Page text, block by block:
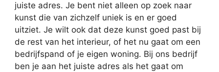
juiste adres. Je bent niet alleen op zoek naar
kunst die van zichzelf uniek is en er goed
uitziet. Je wilt ook dat deze kunst goed past bij
de rest van het interieur, of het nu gaat om een
bedrijfspand of je eigen woning. Bij ons bedrijf
ben je aan het juiste adres als het gaat om